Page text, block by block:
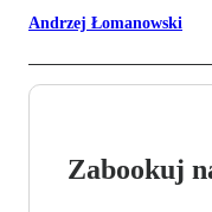
Andrzej Łomanowski
Zabookuj